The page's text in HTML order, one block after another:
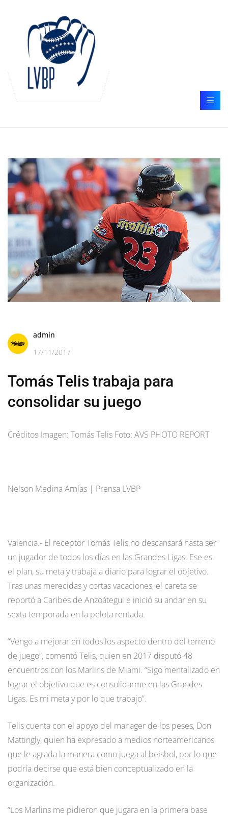
admin
17/11/2017
Tomás Telis trabaja para
consolidar su juego
Créditos Imagen: Tomás Telis Foto: AVS PHOTO REPORT
Nelson Medina Arnías | Prensa LVBP
Valencia.- El receptor Tomás Telis no descansará hasta ser
un jugador de todos los días en las Grandes Ligas. Ese es
el plan, su meta y trabaja a diario para lograr el objetivo.
Tras unas merecidas y cortas vacaciones, el careta se
reportó a Caribes de Anzoátegui e inició su andar en su
sexta temporada en la pelota rentada.
“Vengo a mejorar en todos los aspecto dentro del terreno
de juego”, comentó Telis, quien en 2017 disputó 48
encuentros con los Marlins de Miami. “Sigo mentalizado en
lograr el objetivo que es consolidarme en las Grandes
Ligas. Es mi meta y por lo que trabajo”.
Telis cuenta con el apoyo del manager de los peses, Don
Mattingly, quien ha expresado a medios norteamericanos
que le agrada la manera como juega al beisbol, por lo que
podría decirse que está bien conceptualizado en la
organización.
“Los Marlins me pidieron que jugara en la primera base